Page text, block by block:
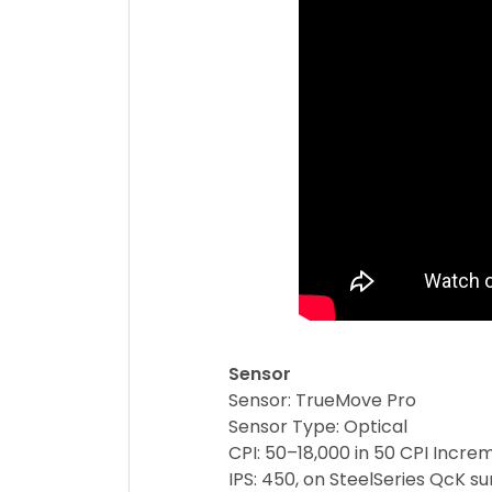
Sensor
Sensor: TrueMove Pro
Sensor Type: Optical
CPI: 50–18,000 in 50 CPI
IPS: 450, on SteelSeries QcK